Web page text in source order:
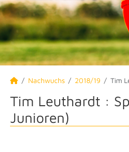
Nachwuchs 2018/19 Tim
Tim Leuthardt :
Junioren)